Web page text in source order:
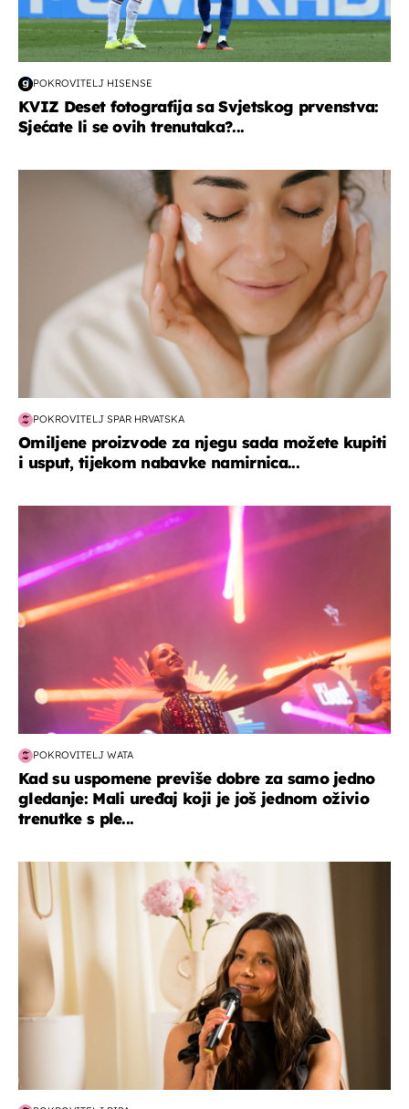
POKROVITELJ HISENSE
KVIZ Deset fotografija sa Svjetskog prvenstva:
Sjećate li se ovih trenutaka?...
moda & ljepota
POKROVITELJ SPAR HRVATSKA
Omiljene proizvode za njegu sada možete kupiti
i usput, tijekom nabavke namirnica...
POKROVITELJ WATA
Kad su uspomene previše dobre za samo jedno
gledanje: Mali uređaj koji je još jednom oživio
trenutke s ple...
moda & ljepota